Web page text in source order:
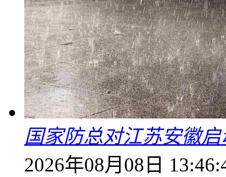
国家防总对江苏安徽
2026年08月08日